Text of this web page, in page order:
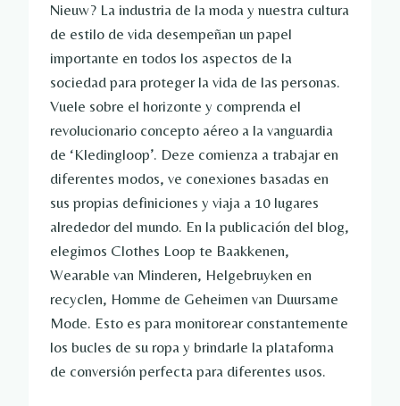
Nieuw? La industria de la moda y nuestra cultura
de estilo de vida desempeñan un papel
importante en todos los aspectos de la
sociedad para proteger la vida de las personas.
Vuele sobre el horizonte y comprenda el
revolucionario concepto aéreo a la vanguardia
de ‘Kledingloop’. Deze comienza a trabajar en
diferentes modos, ve conexiones basadas en
sus propias definiciones y viaja a 10 lugares
alrededor del mundo. En la publicación del blog,
elegimos Clothes Loop te Baakkenen,
Wearable van Minderen, Helgebruyken en
recyclen, Homme de Geheimen van Duursame
Mode. Esto es para monitorear constantemente
los bucles de su ropa y brindarle la plataforma
de conversión perfecta para diferentes usos.